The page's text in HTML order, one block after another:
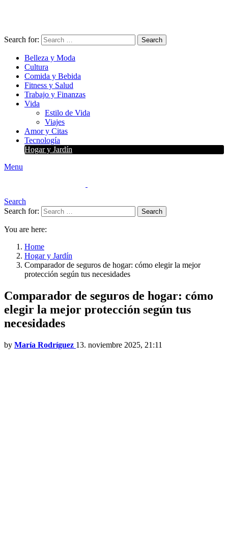
Search for: Search
Belleza y Moda
Cultura
Comida y Bebida
Fitness y Salud
Trabajo y Finanzas
Vida
Estilo de Vida
Viajes
Amor y Citas
Tecnología
Hogar y Jardín
Menu
Search
Search for:
Search
You are here:
Home
Hogar y Jardín
Comparador de seguros de hogar: cómo elegir la mejor
protección según tus necesidades
Comparador de seguros de hogar: cómo
elegir la mejor protección según tus
necesidades
by María Rodríguez 13. noviembre 2025, 21:11